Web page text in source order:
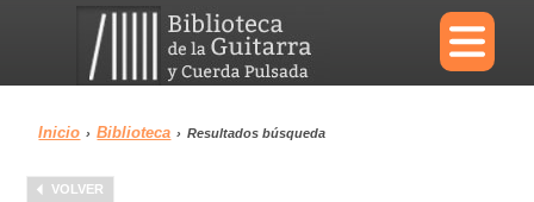
×
Menu
Inicio › Biblioteca › Resultados búsqueda
VOLVER